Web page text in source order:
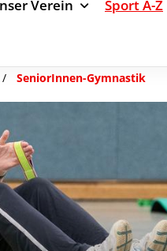
SeniorInnen-Gymnastik